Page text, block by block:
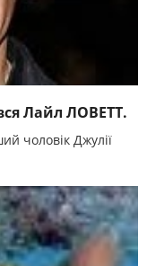
Лайл ЛОВЕТТ.
чоловік Джулії